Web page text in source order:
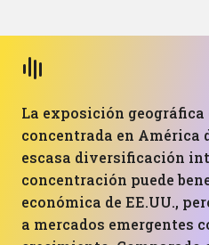
La exposición
concentrada en América
escasa diversificación
concentración puede
económica de EE.UU.,
a mercados emergentes